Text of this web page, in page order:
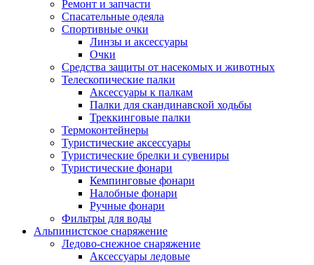
Ремонт и запчасти
Спасательные одеяла
Спортивные очки
Линзы и аксессуары
Очки
Средства защиты от насекомых и животных
Телескопические палки
Аксессуары к палкам
Палки для скандинавской ходьбы
Треккинговые палки
Термоконтейнеры
Туристические аксессуары
Туристические брелки и сувениры
Туристические фонари
Кемпинговые фонари
Налобные фонари
Ручные фонари
Фильтры для воды
Альпинистское снаряжение
Ледово-снежное снаряжение
Аксессуары ледовые